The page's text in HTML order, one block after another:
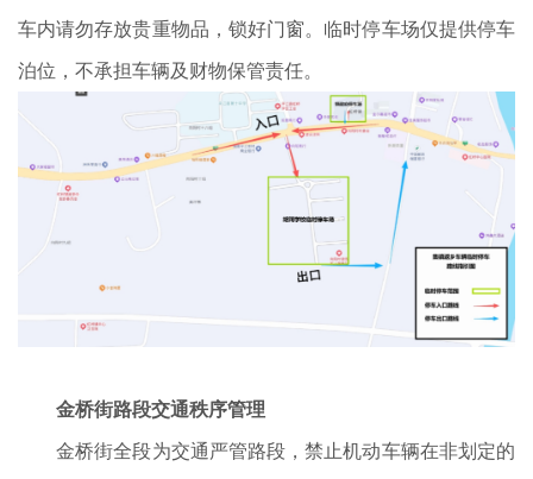
车内请勿存放贵重物品，锁好门窗。临时停车场仅提供停车
泊位，不承担车辆及财物保管责任。
金桥街路段交通秩序管理
金桥街全段为交通严管路段，禁止机动车辆在非划定的